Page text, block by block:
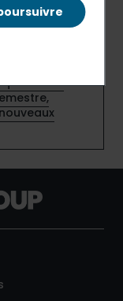
à
au cœur de
et une